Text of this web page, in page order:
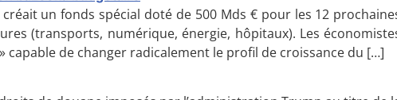
créait un fonds spécial doté de 500 Mds € pour les 12
(transports, numérique, énergie, hôpitaux). Les
capable de changer radicalement le profil de croissance du […]